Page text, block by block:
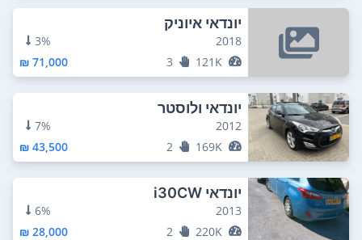
יונדאי איוניק
2018
3%
121K
3
71,000 ₪
יונדאי ולוסטר
2012
7%
169K
2
43,500 ₪
יונדאי i30CW
2013
6%
220K
2
28,000 ₪